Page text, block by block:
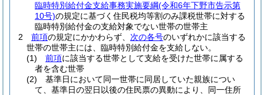
臨時特別給付金支給事務実施要綱(令和6年下野市告示第
10号)の規定に基づく住民税均等割のみ課税世帯に対する
臨時特別給付金の支給対象でない世帯の世帯主
2
前項の規定にかかわらず、 次の各号のいずれかに該当する
世帯の世帯主には、臨時特別給付金を支給しない。
(1)
前項に該当する世帯として支給を受けた世帯に属する
者を含む世帯
(2)
基準日において同一世帯に同居していた親族につい
て、基準日の翌日以後の住民票の異動により、同一住所